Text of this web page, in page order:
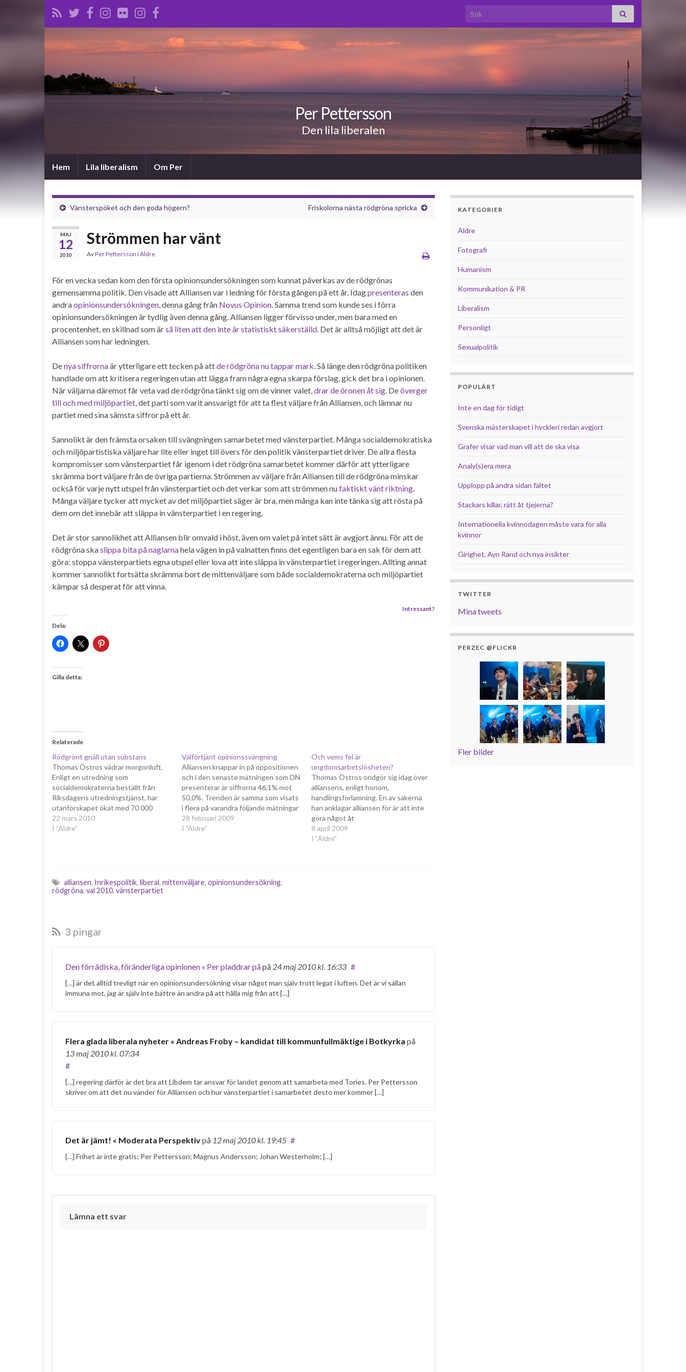
Search for:
Per Pettersson
Den lila liberalen
Hem Lila liberalism Om Per
Vänsterspöket och den goda högern? Friskolorna nästa rödgröna spricka
MAJ
12
2010
Strömmen har vänt
AvPer Pettersson iÄldre
För en vecka sedan kom den första opinionsundersökningen som kunnat påverkas av de rödgrönas
gemensamma politik. Den visade att Alliansen var i ledning för första gången på ett år. Idagpresenteras den
andraopinionsundersökningen, denna gång från Novus Opinion. Samma trend som kunde ses i förra
opinionsundersökningen är tydlig även denna gång. Alliansen ligger förvisso under, men bara med en
procentenhet, en skillnad som ärså liten att den inte är statistiskt säkerställd. Det är alltså möjligt att det är
Alliansen som har ledningen.
Denya siffrornaär ytterligare ett tecken på attde rödgröna nu tappar mark. Så länge den rödgröna politiken
handlade om att kritisera regeringen utan att lägga fram några egna skarpa förslag, gick det bra i opinionen.
När väljarna däremot får veta vad de rödgröna tänkt sig om de vinner valet,drar de öronen åt sig. Deöverger
till och med miljöpartiet, det parti som varit ansvarigt för att ta flest väljare från Alliansen, och lämnar nu
partiet med sina sämsta siffror på ett år.
Sannolikt är den främsta orsaken till svängningen samarbetet med vänsterpartiet. Många socialdemokratiska
och miljöpartistiska väljare har lite eller inget till övers för den politik vänsterpartiet driver. De allra flesta
kompromisser som vänsterpartiet får igenom i det rödgröna samarbetet kommer därför att ytterligare
skrämma bort väljare från de övriga partierna. Strömmen av väljare från Alliansen till de rödgröna minskar
också för varje nytt utspel från vänsterpartiet och det verkar som att strömmen nufaktiskt vänt riktning.
Många väljare tycker att mycket av det miljöpartiet säger är bra, men många kan inte tänka sig att rösta på
dem om det innebär att släppa in vänsterpartiet i en regering.
Det är stor sannolikhet att Alliansen blir omvald i höst, även om valet på intet sätt är avgjort ännu. För att de
rödgröna skaslippa bita på naglarnahela vägen in på valnatten finns det egentligen bara en sak för dem att
göra: stoppa vänsterpartiets egna utspel eller lova att inte släppa in vänsterpartiet i regeringen. Allting annat
kommer sannolikt fortsätta skrämma bort de mittenväljare som både socialdemokraterna och miljöpartiet
kämpar så desperat för att vinna.
Intressant?
Dela:
Gilla detta:
Relaterade
Rödgrönt gnäll utan substans
Thomas Östros vädrar morgonluft.
Enligt en utredning som
socialdemokraterna beställt från
Riksdagens utredningstjänst, har
utanförskapet ökat med 70 000
personer de senaste tre åren.
Antagligen stämmer siffrorna när
22 mars 2010
I ”Äldre”
Välförtjänt opinionssvängning
Alliansen knappar in på oppositionen
och i den senaste mätningen som DN
presenterar är siffrorna 46,1% mot
50,0%. Trenden är samma som visats
i flera på varandra följande mätningar
den senaste tiden. Alliansens politik
får genomslag, både i och med att de
28 februari 2009
I ”Äldre”
Och vems fel är
ungdomsarbetslösheten?
Thomas Östros ondgör sig idag över
alliansens, enligt honom,
handlingsförlamning. En av sakerna
han anklagar alliansen för är att inte
göra något åt
ungdomsarbetslösheten, som stiger
snabbare än i något annat EU-land
8 april 2009
I ”Äldre”
alliansen, Inrikespolitik, liberal, mittenväljare, opinionsundersökning,
rödgröna, val 2010, vänsterpartiet
3 pingar
Den förrädiska, föränderliga opinionen « Per pladdrar påpå 24 maj 2010kl. 16:33 #
[…] är det alltid trevligt när en opinionsundersökning visar något man själv trott legat i luften. Det är vi sällan
immuna mot, jag är själv inte bättre än andra på att hålla mig från att […]
Flera glada liberala nyheter « Andreas Froby – kandidat till kommunfullmäktige i Botkyrka på
13 maj 2010kl. 07:34
#
[…] regering därför är det bra att Libdem tar ansvar för landet genom att samarbeta med Tories. Per Pettersson
skriver om att det nu vänder för Alliansen och hur vänsterpartiet i samarbetet desto mer kommer […]
Det är jämt! « Moderata Perspektivpå 12 maj 2010kl. 19:45 #
[…] Frihet är inte gratis; Per Pettersson; Magnus Andersson; Johan Westerholm; […]
Lämna ett svar
KATEGORIER
Äldre
Fotografi
Humanism
Kommunikation & PR
Liberalism
Personligt
Sexualpolitik
POPULÄRT
Inte en dag för tidigt
Svenska mästerskapet i hyckleri redan avgjort
Grafer visar vad man vill att de ska visa
Analy(s)era mera
Upplopp på andra sidan fältet
Stackars killar, rätt åt tjejerna?
Internationella kvinnodagen måste vara för alla
kvinnor
Girighet, Ayn Rand och nya insikter
TWITTER
Mina tweets
PERZEC @FLICKR
Fler bilder